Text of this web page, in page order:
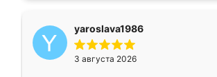
yaroslava1986
3 августа 2026